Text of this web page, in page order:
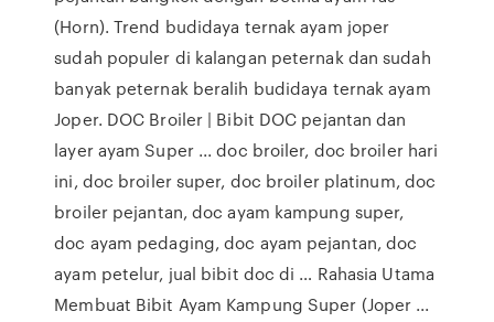
(Horn). Trend budidaya ternak ayam joper
sudah populer di kalangan peternak dan sudah
banyak peternak beralih budidaya ternak ayam
Joper. DOC Broiler | Bibit DOC pejantan dan
layer ayam Super ... doc broiler, doc broiler hari
ini, doc broiler super, doc broiler platinum, doc
broiler pejantan, doc ayam kampung super,
doc ayam pedaging, doc ayam pejantan, doc
ayam petelur, jual bibit doc di … Rahasia Utama
Membuat Bibit Ayam Kampung Super (Joper ...